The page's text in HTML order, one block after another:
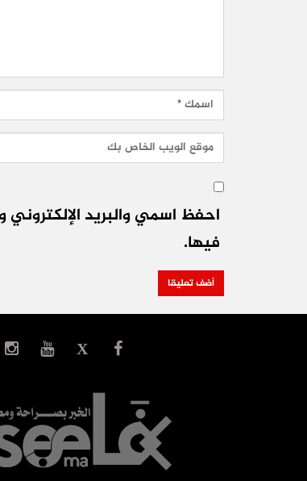
احفظ اسمي والبريد
فيها.